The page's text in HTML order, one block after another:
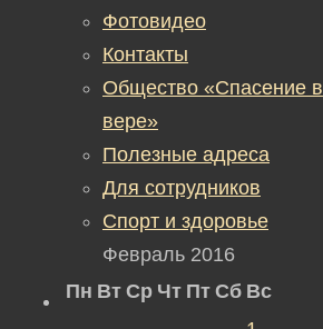
Фотовидео
Контакты
Общество «Спасение в
вере»
Полезные адреса
Для сотрудников
Спорт и здоровье
Февраль 2016
Пн Вт Ср Чт Пт Сб Вс